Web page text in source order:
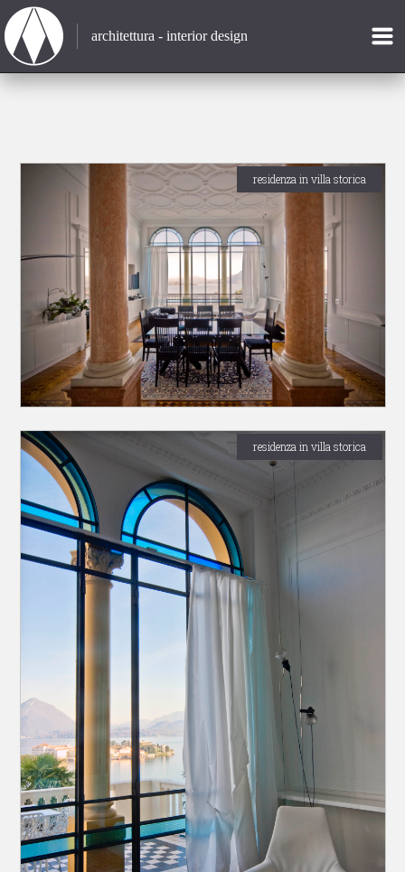
architettura - interior design
residenza in villa storica
residenza in villa storica